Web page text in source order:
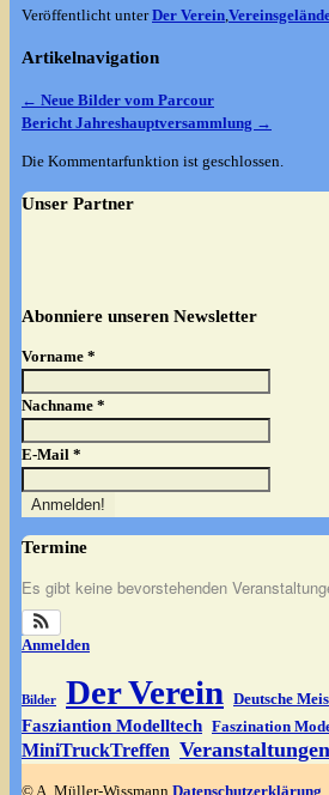
Veröffentlicht unter Der Verein
Artikelnavigation
← Neue Bilder vom Parcour
Bericht Jahreshauptversammlung →
Die Kommentarfunktion ist geschlossen.
Unser Partner
Abonniere unseren Newsletter
Vorname *
Nachname *
E-Mail *
Termine
Es gibt keine bevorstehenden
Anmelden
Bilder Der Verein Deutsche
Fasziantion Modelltech Faszination
MiniTruckTreffen Veranstaltungen
© A. Müller-Wissmann Datenschutzerklärung